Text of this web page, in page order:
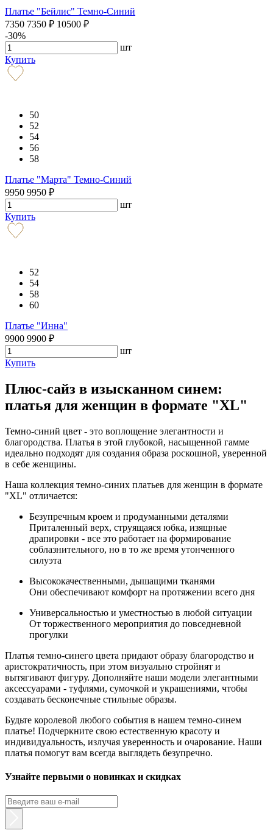
Платье "Бейлис" Темно-Синий
7350 7350 ₽ 10500 ₽
-30%
шт
Купить
50
52
54
56
58
Платье "Марта" Темно-Синий
9950 9950 ₽
шт
Купить
52
54
58
60
Платье "Инна"
9900 9900 ₽
шт
Купить
Плюс-сайз в изысканном синем:
платья для женщин в формате "XL"
Темно-синий цвет - это воплощение элегантности и
благородства. Платья в этой глубокой, насыщенной гамме
идеально подходят для создания образа роскошной, уверенной
в себе женщины.
Наша коллекция темно-синих платьев для женщин в формате
"XL" отличается:
Безупречным кроем и продуманными деталями
Приталенный верх, струящаяся юбка, изящные
драпировки - все это работает на формирование
соблазнительного, но в то же время утонченного
силуэта
Высококачественными, дышащими тканями
Они обеспечивают комфорт на протяжении всего дня
Универсальностью и уместностью в любой ситуации
От торжественного мероприятия до повседневной
прогулки
Платья темно-синего цвета придают образу благородство и
аристократичность, при этом визуально стройнят и
вытягивают фигуру. Дополняйте наши модели элегантными
аксессуарами - туфлями, сумочкой и украшениями, чтобы
создавать бесконечные стильные образы.
Будьте королевой любого события в нашем темно-синем
платье! Подчеркните свою естественную красоту и
индивидуальность, излучая уверенность и очарование. Наши
платья помогут вам всегда выглядеть безупречно.
Узнайте первыми о новинках и скидках